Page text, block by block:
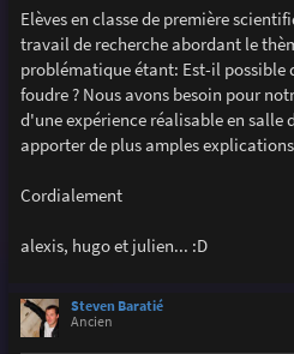
g
e
Elèves en classe de première
travail de recherche abordant le
problématique étant: Est-il possible
foudre ? Nous avons besoin pour
d'une expérience réalisable en salle
apporter de plus amples
Cordialement
alexis, hugo et julien... :D
Steven Baratié
Ancien